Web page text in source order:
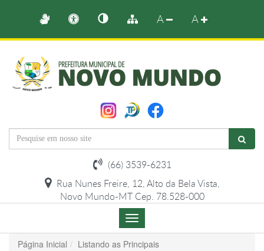
A A
(66) 3539-6231
Rua Nunes Freire, 12, Alto da Bela Vista,
Novo Mundo-MT Cep. 78.528-000
Menu
de
Navegação
Página Inicial
Listando as Principais